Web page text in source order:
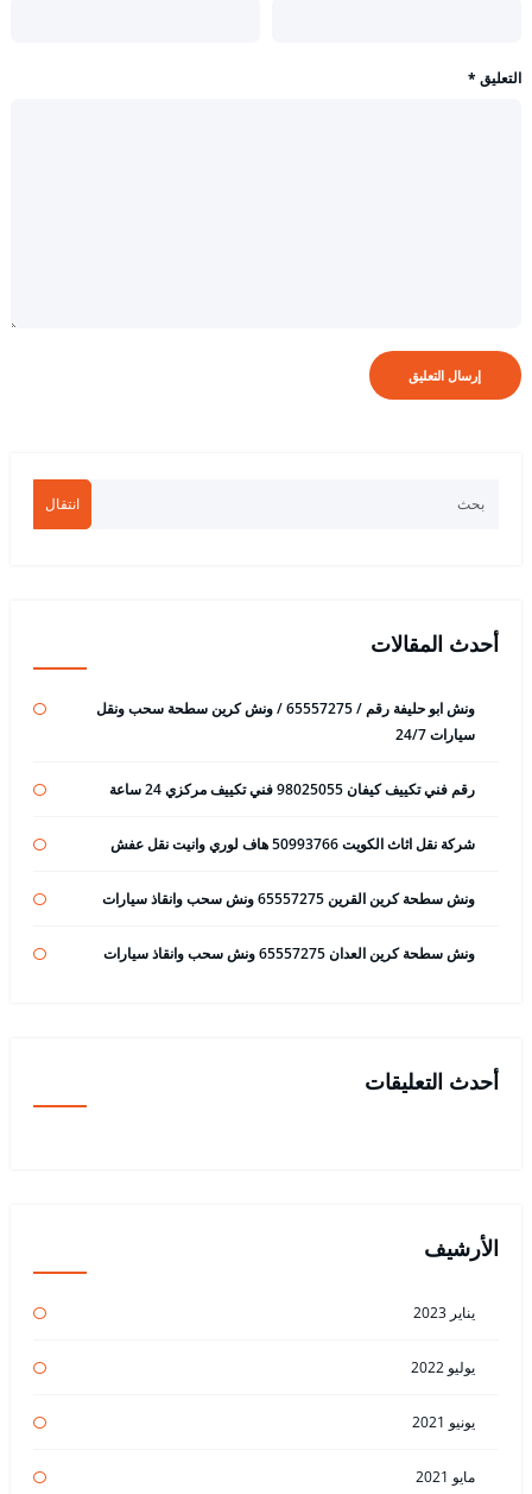
التعليق *
انتقال
أحدث المقالات
ونش ابو حليفة رقم / 65557275 / ونش كرين سطحة سحب ونقل
سيارات 24/7
رقم فني تكييف كيفان 98025055 فني تكييف مركزي 24 ساعة
شركة نقل اثاث الكويت 50993766 هاف لوري وانيت نقل عفش
ونش سطحة كرين القرين 65557275 ونش سحب وانقاذ سيارات
ونش سطحة كرين العدان 65557275 ونش سحب وانقاذ سيارات
أحدث التعليقات
الأرشيف
يناير 2023
يوليو 2022
يونيو 2021
مايو 2021